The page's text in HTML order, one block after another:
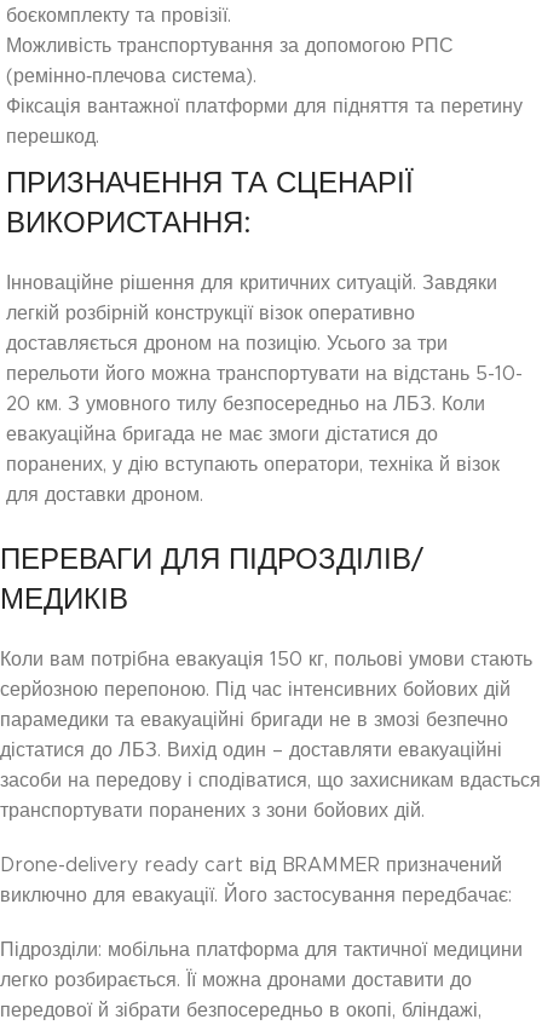
боєкомплекту та провізії.
Можливість транспортування за допомогою РПС
(ремінно‑плечова система).
Фіксація вантажної платформи для підняття та перетину
перешкод.
ПРИЗНАЧЕННЯ ТА СЦЕНАРІЇ
ВИКОРИСТАННЯ:
Інноваційне рішення для критичних ситуацій. Завдяки
легкій розбірній конструкції візок оперативно
доставляється дроном на позицію. Усього за три
перельоти його можна транспортувати на відстань 5-10-
20 км. З умовного тилу безпосередньо на ЛБЗ. Коли
евакуаційна бригада не має змоги дістатися до
поранених, у дію вступають оператори, техніка й візок
для доставки дроном.
ПЕРЕВАГИ ДЛЯ ПІДРОЗДІЛІВ/
МЕДИКІВ
Коли вам потрібна евакуація 150 кг, польові умови стають
серйозною перепоною. Під час інтенсивних бойових дій
парамедики та евакуаційні бригади не в змозі безпечно
дістатися до ЛБЗ. Вихід один – доставляти евакуаційні
засоби на передову і сподіватися, що захисникам вдасться
транспортувати поранених з зони бойових дій.
Drone-delivery ready cart від BRAMMER призначений
виключно для евакуації. Його застосування передбачає:
Підрозділи: мобільна платформа для тактичної медицини
легко розбирається. Її можна дронами доставити до
передової й зібрати безпосередньо в окопі, бліндажі,